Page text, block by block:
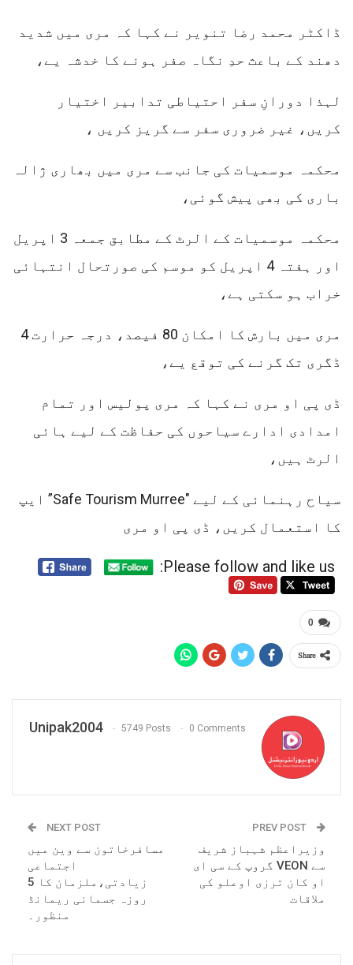
ڈاکٹر محمد رضا تنویر نے کہا کہ مری میں شدید
دھند کے باعث حدِ نگاہ صفر ہونے کا خدشہ یے،
لہذا دورانِ سفر احتیاطی تدابیر اختیار
کریں، غیر ضروری سفر سے گریز کریں ،
محکمہ موسمیات کی جانب سے مری میں بھاری ژالہ
باری کی بھی پیش گوئی،
محکمہ موسمیات کے الرٹ کے مطابق جمعہ 3 اپریل
اور ہفتہ 4 اپریل کو موسم کی صورتحال انتہائی
خراب ہو سکتی ہے،
مری میں بارش کا امکان 80 فیصد، درجہ حرارت 4
ڈگری تک گرنے کی توقع یے،
ڈی پی او مری نے کہا کہ مری پولیس اور تمام
امدادی ادارے سیاحوں کی حفاظت کے لیے ہائی
الرٹ ہیں،
سیاح رہنمائی کے لیے "Safe Tourism Murree” ایپ
کا استعمال کریں، ڈی پی او مری
Please follow and like us:
0
Share
Unipak2004 5749 Posts 0 Comments
وزیراعظم شہباز شریف
سے VEON گروپ کے سی ای
او کان ترزی اوعلو کی
ملاقات
NEXT POST
مسافرخاتون سے وین میں
اجتماعی
زیادتی،ملزمان کا 5
روزہ جسمانی ریمانڈ
منظور۔